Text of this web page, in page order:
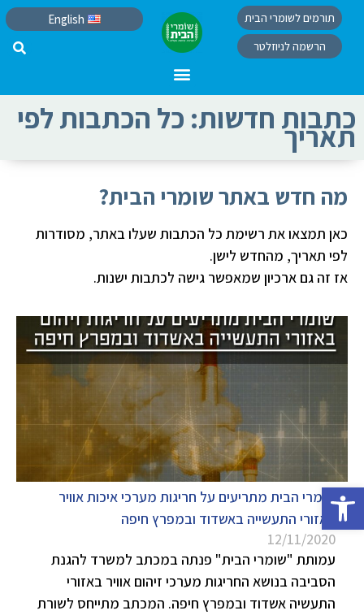
פתח סרגל נגישות
תורמים לשומרי הבית
הרשמה לניוזלטר
English
כתבות חדשות: כל הכתבות לפי
תאריך
מה חדש באתר שומרי הבית?
כאן תמצאו את רשימת כל הכתבות שעלו באתר, מסודרות
לפי תאריך, מהחדש לישן.
אז זה גם ארכיון שמאפשר גישה לכתבות ישנות.
שומרי הבית מתריעים על חריגות מערכי איכות אוויר
באזורי התעשייה באשדוד ובמפרץ חיפה
12/11/2020
עמותת "שומרי הבית" פנתה במכתב למשרד להגנת
הסביבה בנושא החריגות מערכי זיהום אוויר באזורי
התעשיה אשדוד ובמפרץ חיפה. המכתב מתייחס לשורת